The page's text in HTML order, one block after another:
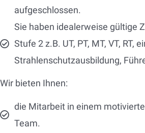
aufgeschlossen.
Sie haben idealerweise gültige
Stufe 2 z.B. UT, PT, MT, VT, RT,
Strahlenschutzausbildung,
Wir bieten Ihnen:
die Mitarbeit in einem
Team.